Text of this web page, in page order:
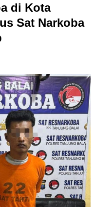
di Kota
Sat Narkoba